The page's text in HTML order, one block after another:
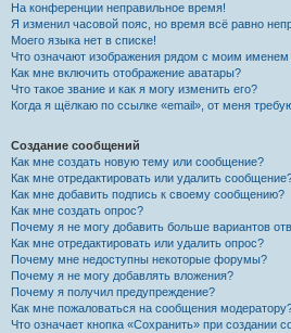
На конференции неправильное время!
Я изменил часовой пояс, но время всё равно
Моего языка нет в списке!
Что означают изображения рядом с моим именем
Как мне включить отображение аватары?
Что такое звание и как я могу изменить его?
Когда я щёлкаю по ссылке «email», от меня
Создание сообщений
Как мне создать новую тему или сообщение?
Как мне отредактировать или удалить
Как мне добавить подпись к своему сообщению?
Как мне создать опрос?
Почему я не могу добавить больше вариантов
Как мне отредактировать или удалить опрос?
Почему мне недоступны некоторые форумы?
Почему я не могу добавлять вложения?
Почему я получил предупреждение?
Как мне пожаловаться на сообщения
Что означает кнопка «Сохранить» при создании